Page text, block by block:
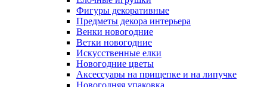
Фигуры декоративные
Предметы декора интерьера
Венки новогодние
Ветки новогодние
Искусственные елки
Новогодние цветы
Аксессуары на прищепке и на липучке
Новогодняя упаковка